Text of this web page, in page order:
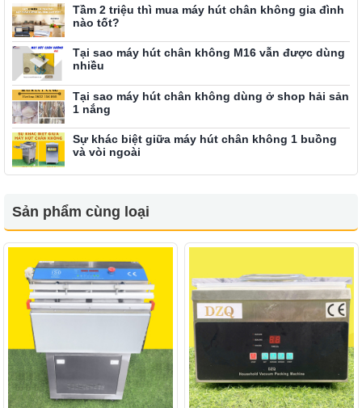
Tầm 2 triệu thì mua máy hút chân không gia đình
nào tốt?
Tại sao máy hút chân không M16 vẫn được dùng
nhiều
Tại sao máy hút chân không dùng ở shop hải sản
1 nắng
Sự khác biệt giữa máy hút chân không 1 buồng
và vòi ngoài
Sản phẩm cùng loại